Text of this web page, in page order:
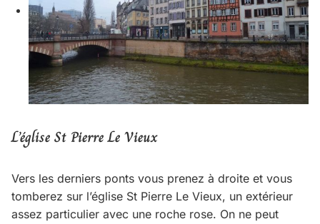
L’église St Pierre Le Vieux
Vers les derniers ponts vous prenez à droite et vous
tomberez sur l’église St Pierre Le Vieux, un extérieur
assez particulier avec une roche rose. On ne peut